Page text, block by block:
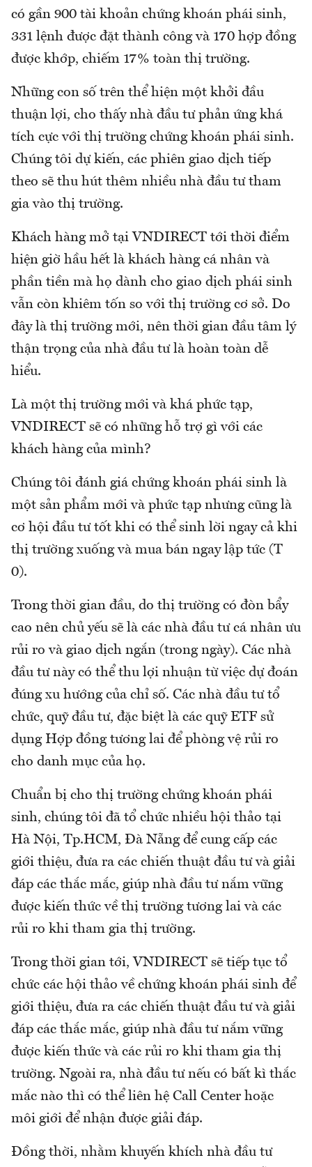
có gần 900 tài khoản chứng khoán phái sinh,
331 lệnh được đặt thành công và 170 hợp đồng
được khớp, chiếm 17% toàn thị trường.
Những con số trên thể hiện một khởi đầu
thuận lợi, cho thấy nhà đầu tư phản ứng khá
tích cực với thị trường chứng khoán phái sinh.
Chúng tôi dự kiến, các phiên giao dịch tiếp
theo sẽ thu hút thêm nhiều nhà đầu tư tham
gia vào thị trường.
Khách hàng mở tại VNDIRECT tới thời điểm
hiện giờ hầu hết là khách hàng cá nhân và
phần tiền mà họ dành cho giao dịch phái sinh
vẫn còn khiêm tốn so với thị trường cơ sở. Do
đây là thị trường mới, nên thời gian đầu tâm lý
thận trọng của nhà đầu tư là hoàn toàn dễ
hiểu.
Là một thị trường mới và khá phức tạp,
VNDIRECT sẽ có những hỗ trợ gì với các
khách hàng của mình?
Chúng tôi đánh giá chứng khoán phái sinh là
một sản phẩm mới và phức tạp nhưng cũng là
cơ hội đầu tư tốt khi có thể sinh lời ngay cả khi
thị trường xuống và mua bán ngay lập tức (T
0).
Trong thời gian đầu, do thị trường có đòn bẩy
cao nên chủ yếu sẽ là các nhà đầu tư cá nhân ưu
rủi ro và giao dịch ngắn (trong ngày). Các nhà
đầu tư này có thể thu lợi nhuận từ việc dự đoán
đúng xu hướng của chỉ số. Các nhà đầu tư tổ
chức, quỹ đầu tư, đặc biệt là các quỹ ETF sử
dụng Hợp đồng tương lai để phòng vệ rủi ro
cho danh mục của họ.
Chuẩn bị cho thị trường chứng khoán phái
sinh, chúng tôi đã tổ chức nhiều hội thảo tại
Hà Nội, Tp.HCM, Đà Nẵng để cung cấp các
giới thiệu, đưa ra các chiến thuật đầu tư và giải
đáp các thắc mắc, giúp nhà đầu tư nắm vững
được kiến thức về thị trường tương lai và các
rủi ro khi tham gia thị trường.
Trong thời gian tới, VNDIRECT sẽ tiếp tục tổ
chức các hội thảo về chứng khoán phái sinh để
giới thiệu, đưa ra các chiến thuật đầu tư và giải
đáp các thắc mắc, giúp nhà đầu tư nắm vững
được kiến thức và các rủi ro khi tham gia thị
trường. Ngoài ra, nhà đầu tư nếu có bất kì thắc
mắc nào thì có thể liên hệ Call Center hoặc
môi giới để nhận được giải đáp.
Đồng thời, nhằm khuyến khích nhà đầu tư